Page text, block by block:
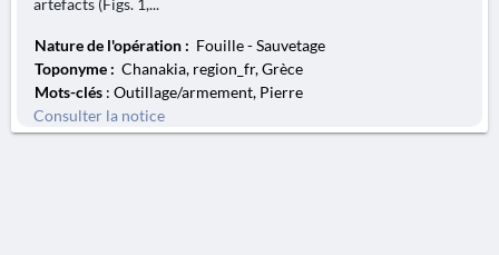
artefacts (Figs. 1,...
Nature de l'opération : Fouille - Sauvetage
Toponyme : Chanakia, region_fr, Grèce
Mots-clés : Outillage/armement, Pierre
Consulter la notice